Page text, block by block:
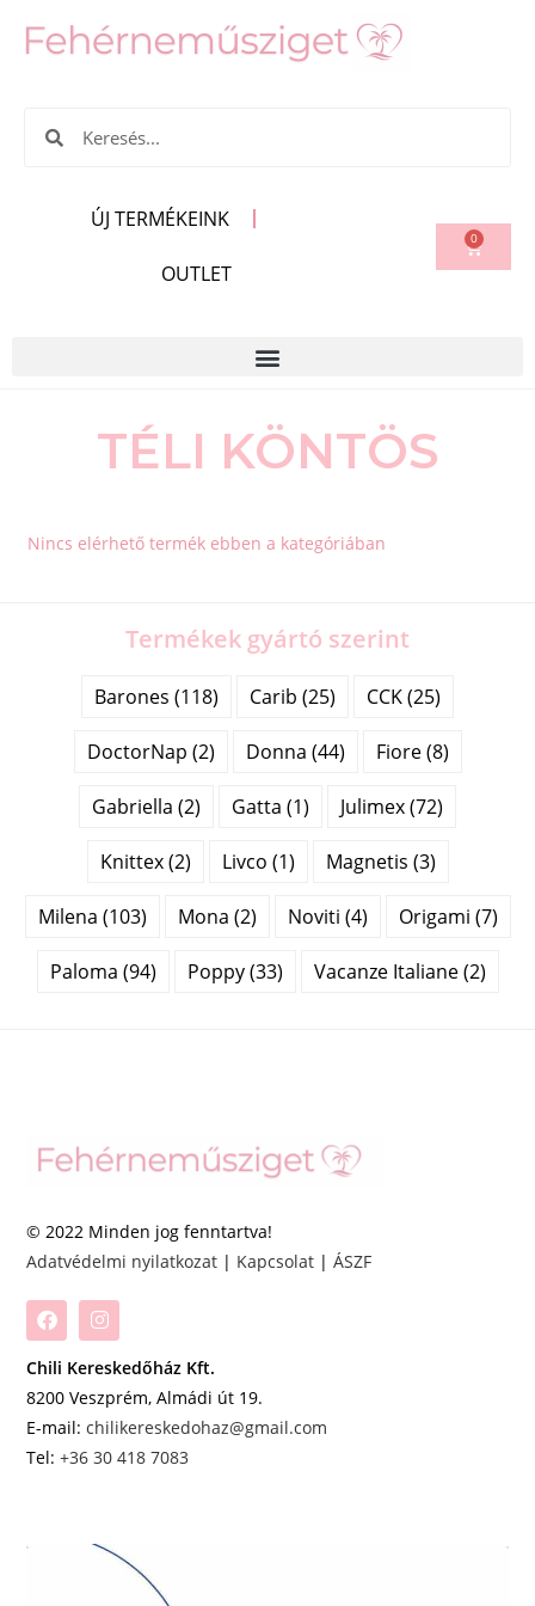
ÚJ TERMÉKEINK
OUTLET
0
TÉLI KÖNTÖS
Nincs elérhető termék ebben a kategóriában
Termékek gyártó szerint
Barones (118) Carib (25) CCK (25)
DoctorNap (2) Donna (44) Fiore (8)
Gabriella (2) Gatta (1) Julimex (72)
Knittex (2) Livco (1) Magnetis (3)
Milena (103) Mona (2) Noviti (4) Origami (7)
Paloma (94) Poppy (33) Vacanze Italiane (2)
© 2022 Minden jog fenntartva!
Adatvédelmi nyilatkozat | Kapcsolat |ÁSZF
Chili Kereskedőház Kft.
8200 Veszprém, Almádi út 19.
E-mail:chilikereskedohaz@gmail.com
Tel:+36 30 418 7083